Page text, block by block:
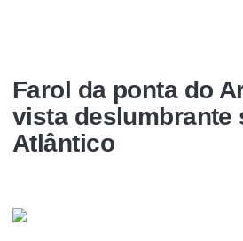
Farol da ponta do
vista deslumbrante
Atlântico